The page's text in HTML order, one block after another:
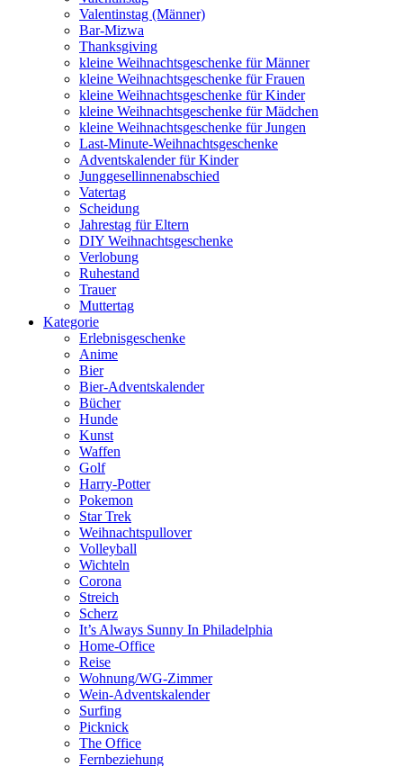
Valentinstag (Männer)
Bar-Mizwa
Thanksgiving
kleine Weihnachtsgeschenke für Männer
kleine Weihnachtsgeschenke für Frauen
kleine Weihnachtsgeschenke für Kinder
kleine Weihnachtsgeschenke für Mädchen
kleine Weihnachtsgeschenke für Jungen
Last-Minute-Weihnachtsgeschenke
Adventskalender für Kinder
Junggesellinnenabschied
Vatertag
Scheidung
Jahrestag für Eltern
DIY Weihnachtsgeschenke
Verlobung
Ruhestand
Trauer
Muttertag
Kategorie
Erlebnisgeschenke
Anime
Bier
Bier-Adventskalender
Bücher
Hunde
Kunst
Waffen
Golf
Harry-Potter
Pokemon
Star Trek
Weihnachtspullover
Volleyball
Wichteln
Corona
Streich
Scherz
It’s Always Sunny In Philadelphia
Home-Office
Reise
Wohnung/WG-Zimmer
Wein-Adventskalender
Surfing
Picknick
The Office
Fernbeziehung